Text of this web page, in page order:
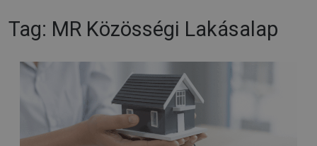
Tag: MR Közösségi Lakásalap